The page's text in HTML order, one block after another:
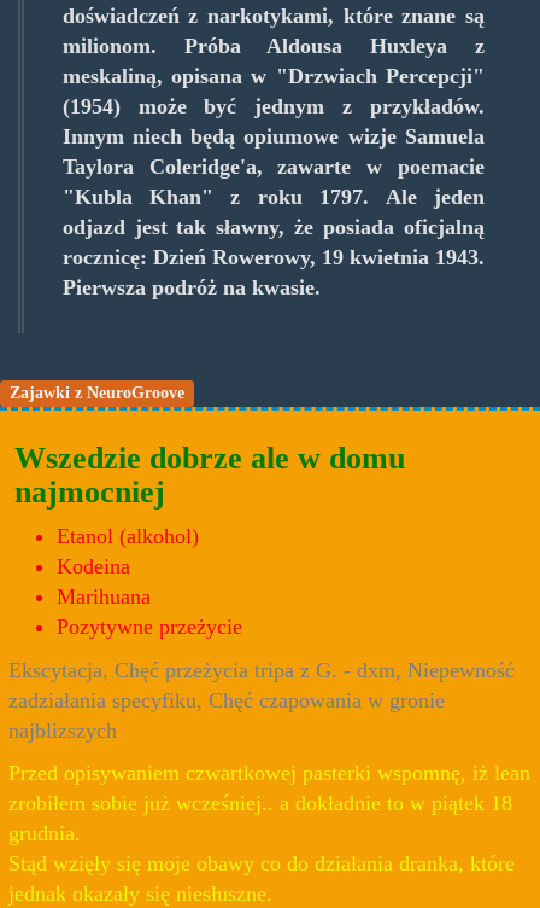
doświadczeń z narkotykami, które znane są
milionom. Próba Aldousa Huxleya z
meskaliną, opisana w "Drzwiach Percepcji"
(1954) może być jednym z przykładów.
Innym niech będą opiumowe wizje Samuela
Taylora Coleridge'a, zawarte w poemacie
"Kubla Khan" z roku 1797. Ale jeden
odjazd jest tak sławny, że posiada oficjalną
rocznicę: Dzień Rowerowy, 19 kwietnia 1943.
Pierwsza podróż na kwasie.
Zajawki z NeuroGroove
Wszedzie dobrze ale w domu
najmocniej
Etanol (alkohol)
Kodeina
Marihuana
Pozytywne przeżycie
Ekscytacja, Chęć przeżycia tripa z G. - dxm, Niepewność
zadziałania specyfiku, Chęć czapowania w gronie
najblizszych
Przed opisywaniem czwartkowej pasterki wspomnę, iż lean
zrobiłem sobie już wcześniej.. a dokładnie to w piątek 18
grudnia.
Stąd wzięły się moje obawy co do działania dranka, które
jednak okazały się niesłuszne.